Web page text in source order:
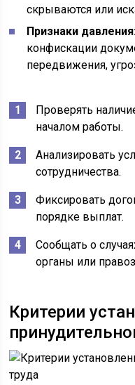
скрываются или
Признаки
конфискации
передвижения,
Проверять
началом работы.
Анализировать
сотрудничества.
Фиксировать
порядке выплат.
Сообщать о
органы или
Критерии